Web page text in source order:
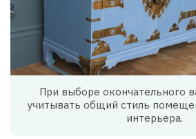
При выборе окончательного
учитывать общий стиль
интерьера.